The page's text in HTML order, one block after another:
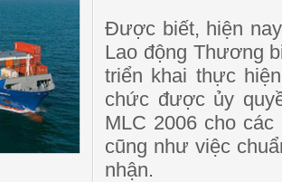
Được biết, hiện
Lao động Thương
triển khai thực
chức được ủy
MLC 2006 cho
cũng như việc
nhận.